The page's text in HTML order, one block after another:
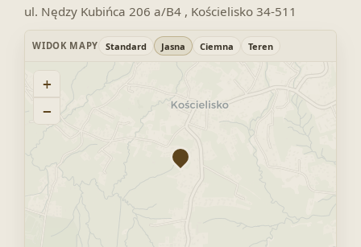
ul. Nędzy Kubińca 206 a/B4 , Kościelisko 34-511
WIDOK MAPY Standard Jasna Ciemna Teren
+
−